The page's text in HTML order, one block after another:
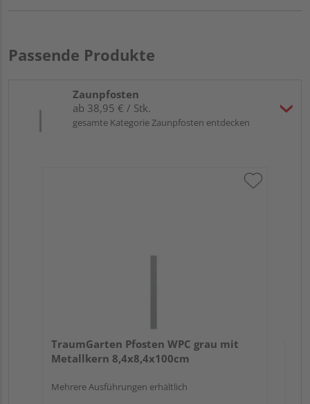
Passende Produkte
Zaunpfosten
ab 38,95 € / Stk.
gesamte Kategorie Zaunpfosten entdecken
TraumGarten Pfosten WPC grau mit
Metallkern 8,4x8,4x100cm
Mehrere Ausführungen erhältlich